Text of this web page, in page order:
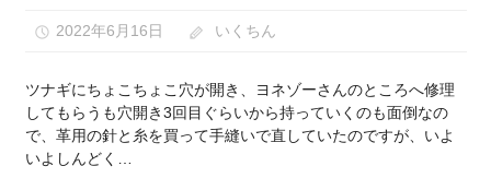
2022年6月16日 いくちん
ツナギにちょこちょこ穴が開き、ヨネゾーさんのところへ修理
してもらうも穴開き3回目ぐらいから持っていくのも面倒なの
で、革用の針と糸を買って手縫いで直していたのですが、いよ
いよしんどく…